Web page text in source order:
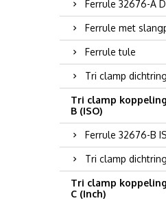
Ferrule 32676-A
Ferrule met
Ferrule tule
Tri clamp
Tri clamp
B (ISO)
Ferrule 32676-B
Tri clamp dichtring
Tri clamp
C (Inch)